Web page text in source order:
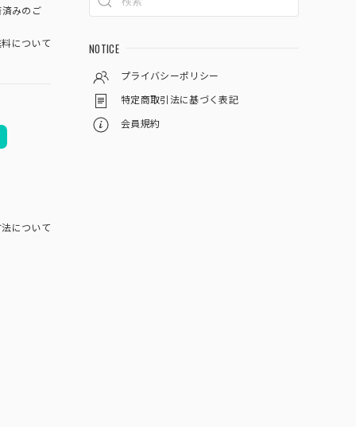
みのご
について
について
NOTICE
プライバシーポリシー
特定商取引法に基づく表記
会員規約